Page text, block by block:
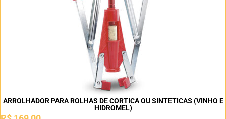
ARROLHADOR PARA ROLHAS DE CORTICA OU SINTETICAS (VINHO E
HIDROMEL)